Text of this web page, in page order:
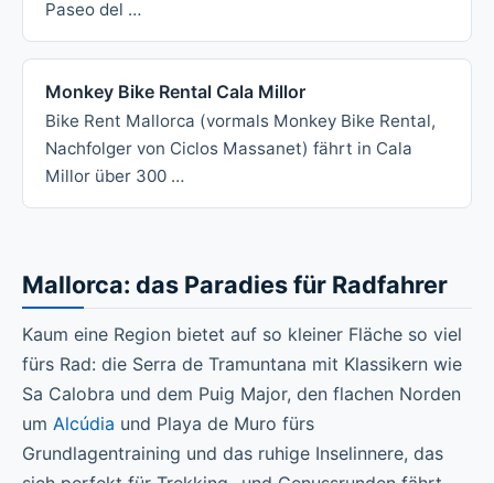
Paseo del …
Monkey Bike Rental Cala Millor
Bike Rent Mallorca (vormals Monkey Bike Rental,
Nachfolger von Ciclos Massanet) fährt in Cala
Millor über 300 …
Mallorca: das Paradies für Radfahrer
Kaum eine Region bietet auf so kleiner Fläche so viel
fürs Rad: die Serra de Tramuntana mit Klassikern wie
Sa Calobra und dem Puig Major, den flachen Norden
um Alcúdia und Playa de Muro fürs
Grundlagentraining und das ruhige Inselinnere, das